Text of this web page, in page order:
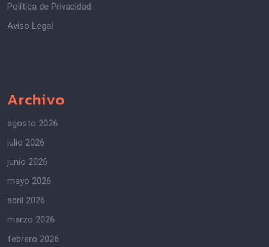
Política de Privacidad
Aviso Legal
Archivo
agosto 2026
julio 2026
junio 2026
mayo 2026
abril 2026
marzo 2026
febrero 2026